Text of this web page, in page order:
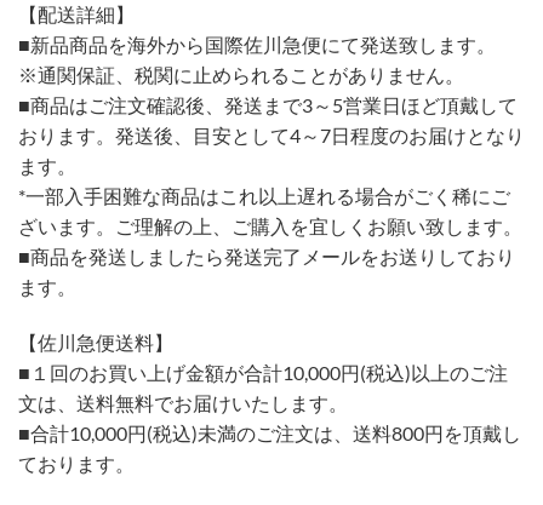
【配送詳細】
■新品商品を海外から国際佐川急便にて発送致します。
※通関保証、税関に止められることがありません。
■商品はご注文確認後、発送まで3～5営業日ほど頂戴して
おります。発送後、目安として4～7日程度のお届けとなり
ます。
*一部入手困難な商品はこれ以上遅れる場合がごく稀にご
ざいます。ご理解の上、ご購入を宜しくお願い致します。
■商品を発送しましたら発送完了メールをお送りしており
ます。
【佐川急便送料】
■１回のお買い上げ金額が合計10,000円(税込)以上のご注
文は、送料無料でお届けいたします。
■合計10,000円(税込)未満のご注文は、送料800円を頂戴し
ております。